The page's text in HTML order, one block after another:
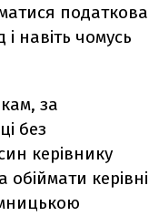
податкова
навіть чомусь
за
без
керівнику
керівні